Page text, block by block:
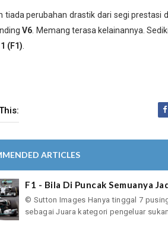
tiada perubahan drastik dari segi prestasi
V6 . Memang terasa kelainannya.
(F1)
ARTICLES
F1 - Bila Di Puncak Semuanya
© Sutton Images Hanya tinggal 7
sebagai Juara kategori pengeluar